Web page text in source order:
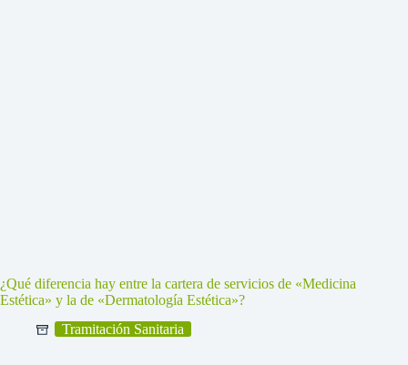
¿Qué diferencia hay entre la cartera de servicios de «Medicina
Estética» y la de «Dermatología Estética»?
Tramitación Sanitaria